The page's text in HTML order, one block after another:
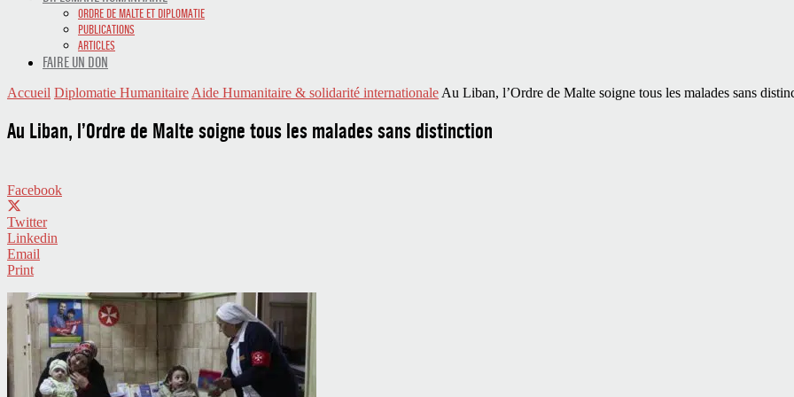
ORDRE DE MALTE ET DIPLOMATIE
PUBLICATIONS
ARTICLES
FAIRE UN DON
Accueil Diplomatie Humanitaire Aide Humanitaire & solidarité internationale Au Liban, l’Ordre de Malte soigne tous les malades sans
Au Liban, l’Ordre de Malte soigne tous les malades sans distinction
Facebook
Twitter
Linkedin
Email
Print